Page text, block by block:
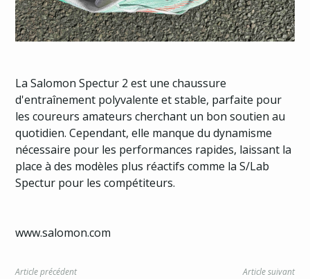
La Salomon Spectur 2 est une chaussure
d'entraînement polyvalente et stable, parfaite pour
les coureurs amateurs cherchant un bon soutien au
quotidien. Cependant, elle manque du dynamisme
nécessaire pour les performances rapides, laissant la
place à des modèles plus réactifs comme la S/Lab
Spectur pour les compétiteurs.
www.salomon.com
Article précédent Article suivant